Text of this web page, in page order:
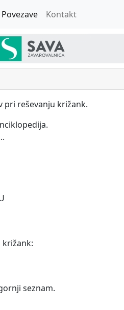
Povezave Kontakt
pri reševanju križank.
križank:
seznam.